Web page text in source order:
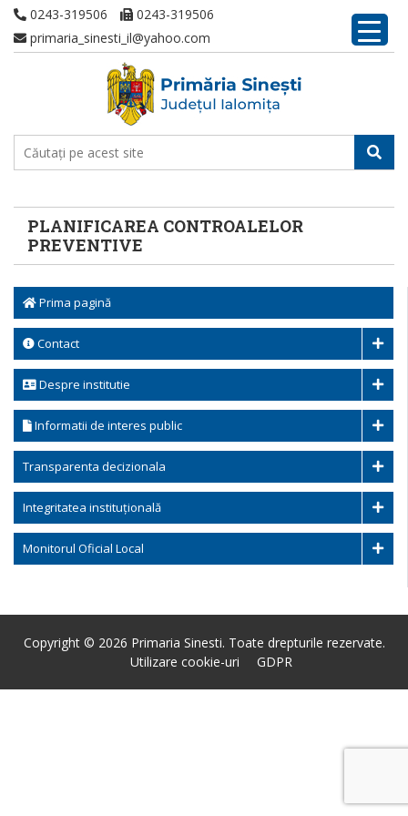
0243-319506
0243-319506
primaria_sinesti_il@yahoo.com
PLANIFICAREA CONTROALELOR
PREVENTIVE
Prima pagină
Contact
Despre institutie
Informatii de interes public
Transparenta decizionala
Integritatea instituțională
Monitorul Oficial Local
Copyright © 2026 Primaria Sinesti. Toate drepturile rezervate.
Utilizare cookie-uri
GDPR